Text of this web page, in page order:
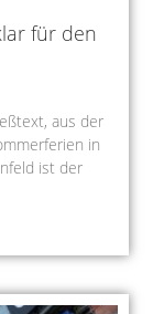
für den
aus der
in
ist der